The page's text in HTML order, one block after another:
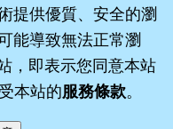
提供優質、安全的瀏
能導致無法正常瀏
，即表示您同意本站
本站的服務條款。